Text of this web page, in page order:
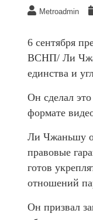
Metroadmin
6 сентября
ВСНП/ Ли
единства и
Он сделал
формате
Ли Чжаньшу
правовые
готов
отношений
Он призвал